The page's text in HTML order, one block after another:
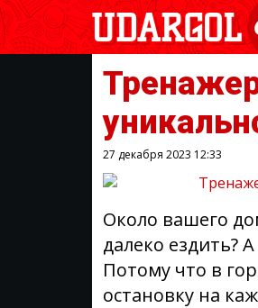
27 декабря 2023 12:33
Около вашего
далеко ездить?
Потому что в
остановку на